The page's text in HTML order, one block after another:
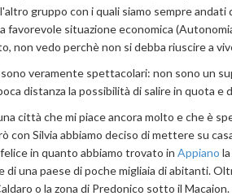
gruppo con i quali siamo sempre
favorevole situazione economica
non vedo perchè non si debba riuscire a
veramente spettacolari: non sono un
distanza la possibilità di salire in quota e
città che mi piace ancora molto e che è
con Silvia abbiamo deciso di mettere su
in quanto abbiamo trovato in Appiano
una paese di poche migliaia di abitanti.
o la zona di Predonico sotto il Macaion.